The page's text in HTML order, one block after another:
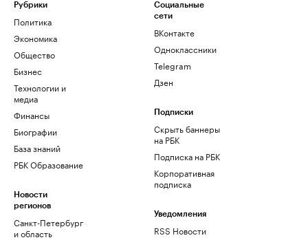
Рубрики
Политика
Экономика
Общество
Бизнес
Технологии и
медиа
Финансы
Биографии
База знаний
РБК Образование
Новости
регионов
Санкт-Петербург
и область
Социальные
сети
ВКонтакте
Одноклассники
Telegram
Дзен
Подписки
Скрыть баннеры
на РБК
Подписка на РБК
Корпоративная
подписка
Уведомления
RSS Новости